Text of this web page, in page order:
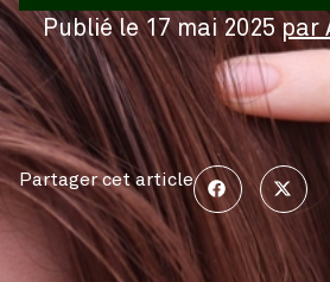
Publié le17 mai 2025 par
Partager cet article